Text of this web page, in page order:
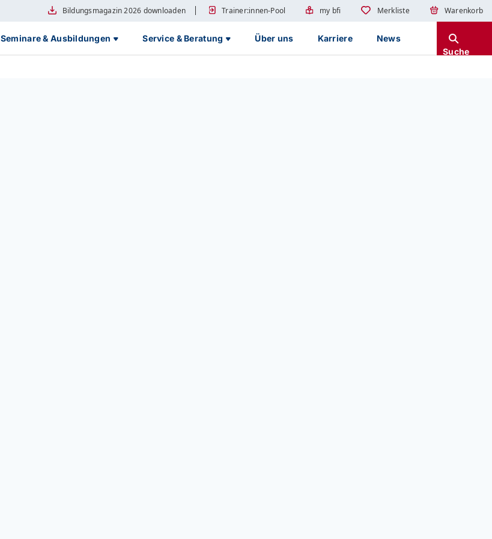
Bildungsmagazin 2026 downloaden Trainer:innen-Pool my bfi Merkliste Warenkorb
Seminare & Ausbildungen Service & Beratung Über uns Karriere
News
Suche